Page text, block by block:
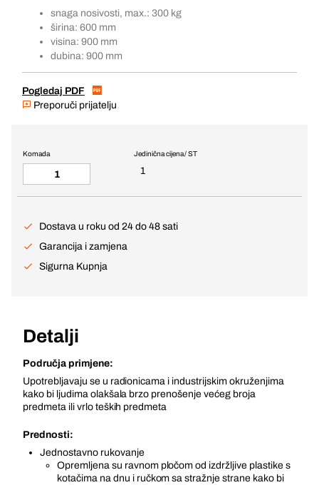
snaga nosivosti, max.: 300 kg
širina: 600 mm
visina: 900 mm
dubina: 900 mm
Pogledaj PDF
Preporuči prijatelju
Jedinična cijena / ST
1
Komada
Dostava u roku od 24 do 48 sati
Garancija i zamjena
Sigurna Kupnja
Detalji
Područja primjene:
Upotrebljavaju se u radionicama i industrijskim okruženjima
kako bi ljudima olakšala brzo prenošenje većeg broja
predmeta ili vrlo teških predmeta
Prednosti:
Jednostavno rukovanje
Opremljena su ravnom pločom od izdržljive plastike s
kotačima na dnu i ručkom sa stražnje strane kako bi